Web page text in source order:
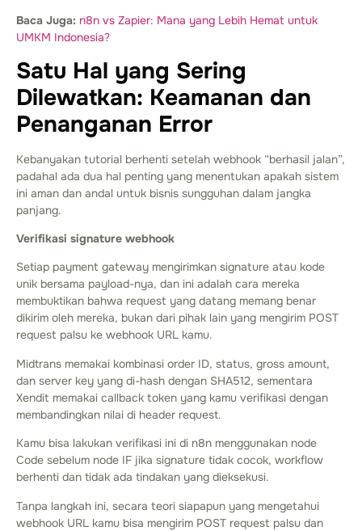
Baca Juga: n8n vs Zapier: Mana yang Lebih Hemat untuk
UMKM Indonesia?
Satu Hal yang Sering
Dilewatkan: Keamanan dan
Penanganan Error
Kebanyakan tutorial berhenti setelah webhook “berhasil jalan”,
padahal ada dua hal penting yang menentukan apakah sistem
ini aman dan andal untuk bisnis sungguhan dalam jangka
panjang.
Verifikasi signature webhook
Setiap payment gateway mengirimkan signature atau kode
unik bersama payload-nya, dan ini adalah cara mereka
membuktikan bahwa request yang datang memang benar
dikirim oleh mereka, bukan dari pihak lain yang mengirim POST
request palsu ke webhook URL kamu.
Midtrans memakai kombinasi order ID, status, gross amount,
dan server key yang di-hash dengan SHA512, sementara
Xendit memakai callback token yang kamu verifikasi dengan
membandingkan nilai di header request.
Kamu bisa lakukan verifikasi ini di n8n menggunakan node
Code sebelum node IF jika signature tidak cocok, workflow
berhenti dan tidak ada tindakan yang dieksekusi.
Tanpa langkah ini, secara teori siapapun yang mengetahui
webhook URL kamu bisa mengirim POST request palsu dan